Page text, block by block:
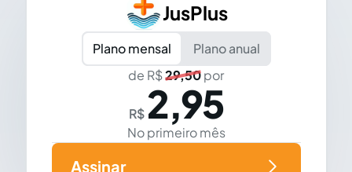
JusPlus
Plano mensal
Plano anual
de R$29,50por
R$ 2,95
No primeiro mês
Assinar